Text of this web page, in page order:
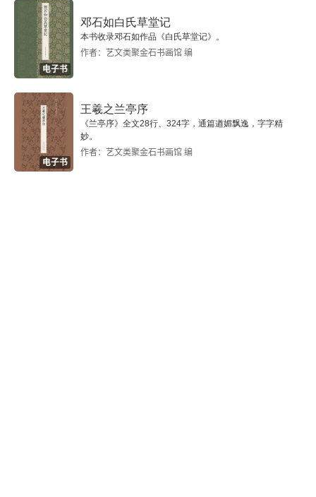
二十三、没有什么比开辟一条新的道路更重要
二十四、行者无疆
二十六、关于书法创作的若干问题
二十七、书法中的传统与现代创作——辑录与断想
电子书
邓石如白氏草堂记
本书收录邓石如作品《白氏草堂记》。
作者：艺文类聚金石书画馆 编
电子书
王羲之兰亭序
《兰亭序》全文28行、324字，通篇遒媚飘逸，字字精
妙。
作者：艺文类聚金石书画馆 编